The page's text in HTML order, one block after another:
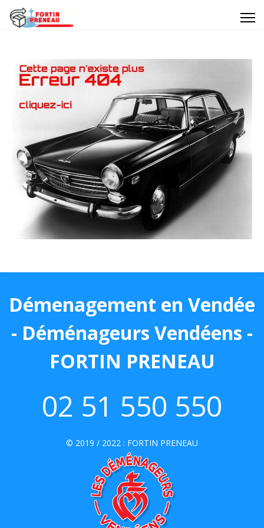
Démenagement en Vendée
- Déménageurs Vendéens -
FORTIN PRENEAU
02 51 550 550
© 2019 / 2022 : FORTIN PRENEAU